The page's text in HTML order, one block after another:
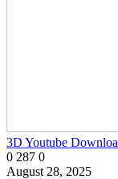
3D Youtube
0 287 0
August 28, 2025